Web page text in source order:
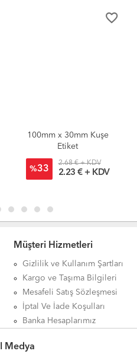
favorite_border
100mm x 30mm Kuşe
Etiket
%33
2.68 € + KDV
2.23 € + KDV
Müşteri Hizmetleri
Gizlilik ve Kullanım Şartları
Kargo ve Taşıma Bilgileri
Mesafeli Satış Sözleşmesi
İptal Ve İade Koşulları
Banka Hesaplarımız
Medya